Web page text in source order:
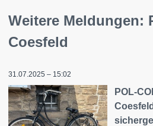
Weitere Meldungen:
Coesfeld
31.07.2025 – 15:02
POL-